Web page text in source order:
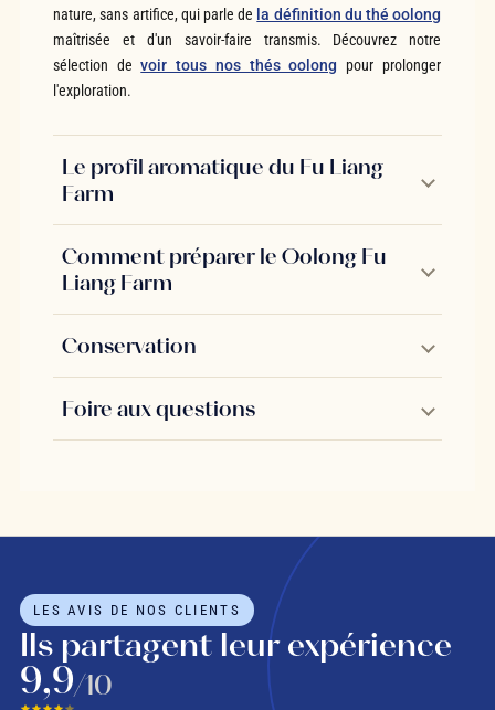
nature, sans artifice, qui parle de la définition du thé oolong
maîtrisée et d'un savoir-faire transmis. Découvrez notre
sélection devoir tous nos thés oolong pour prolonger
l'exploration.
Le profil aromatique du Fu Liang
Farm
Comment préparer le Oolong Fu
Liang Farm
Conservation
Foire aux questions
LES AVIS DE NOS CLIENTS
Ils partagent leur expérience
9,9/10